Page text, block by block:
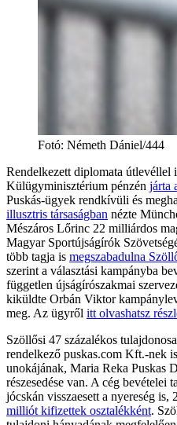
Fotó: Németh Dániel/444
Rendelkezett diplomata útlevéllel
Külügyminisztérium pénzén járta
Puskás-ügyek rendkívüli és
illusztris társaságban nézte
Mészáros Lőrinc 22 milliárdos
Magyar Sportújságírók
több tagja is megszabadulna
szerint a választási kampányba
független újságírószakmai
kiküldte Orbán Viktor
meg. Az ügyről itt olvashatsz
Szöllősi 47 százalékos
rendelkező puskas.com Kft.-nek
unokájának, Maria Reka Puskas
részesedése van. A cég bevételei
jócskán visszaesett a nyereség
milliót kifizettek osztalékként.